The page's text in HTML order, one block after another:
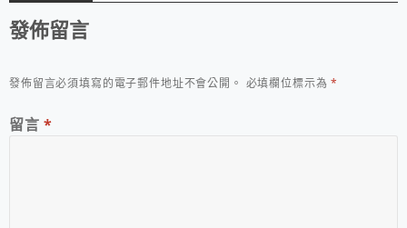
發佈留言
發佈留言必須填寫的電子郵件地址不會公開。 必填欄位標示為*
留言 *